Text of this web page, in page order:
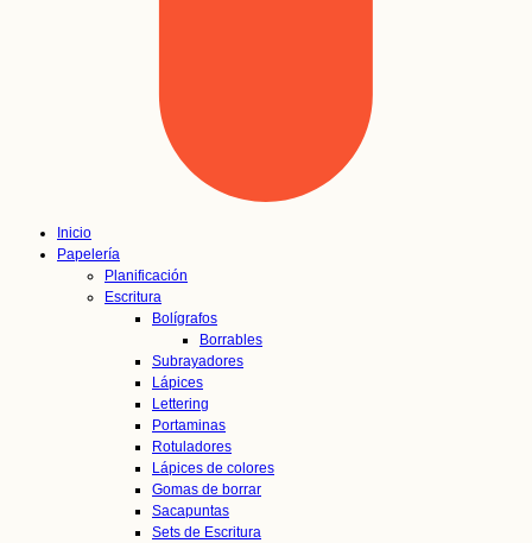
Inicio
Papelería
Planificación
Escritura
Bolígrafos
Borrables
Subrayadores
Lápices
Lettering
Portaminas
Rotuladores
Lápices de colores
Gomas de borrar
Sacapuntas
Sets de Escritura